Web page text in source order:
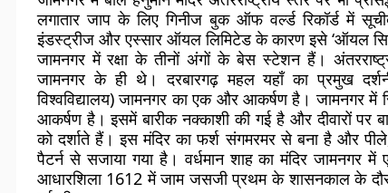
लगातार जाप के लिए गिनीज बुक ऑफ वर्ल्ड रिकॉर्ड में
इंडस्ट्रीज और एस्सार ऑयल लिमिटेड के कारण इसे ‘ऑयल
जामनगर में रक्षा के तीनों अंगों के बेस स्टेशन हैं।
जामनगर के ही थे। दरबारगढ़ महल यहाँ का प्रमुख
विश्वविद्यालय) जामनगर का एक और आकर्षण है। जामनगर में
आकर्षण है। इसमें बारीक नक्काशी की गई है और दीवारों पर
को दर्शाते हैं। इस मंदिर का फर्श संगमरमर से बना है और
पैटर्न से सजाया गया है। वर्धमान शाह का मंदिर जामनगर
आधारशिला 1612 में जाम जसजी प्रथम के शासनकाल के